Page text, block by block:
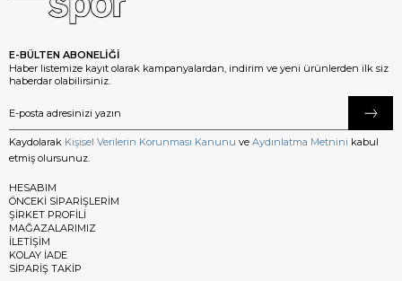
E-BÜLTEN ABONELİĞİ
Haber listemize kayıt olarak kampanyalardan, indirim ve yeni ürünlerden ilk siz
haberdar olabilirsiniz.
Kaydolarak Kişisel Verilerin Korunması Kanunu ve Aydınlatma Metnini kabul
etmiş olursunuz.
HESABIM
ÖNCEKİ SİPARİŞLERİM
ŞİRKET PROFİLİ
MAĞAZALARIMIZ
İLETİŞİM
KOLAY İADE
SİPARİŞ TAKİP